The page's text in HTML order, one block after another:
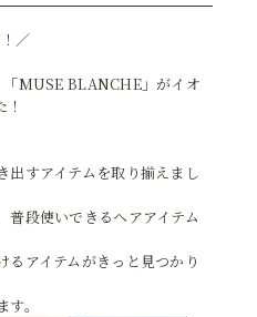
／
MUSE BLANCHE」がイオ
出すアイテムを取り揃えまし
普段使いできるヘアアイテム
るアイテムがきっと見つかり
。